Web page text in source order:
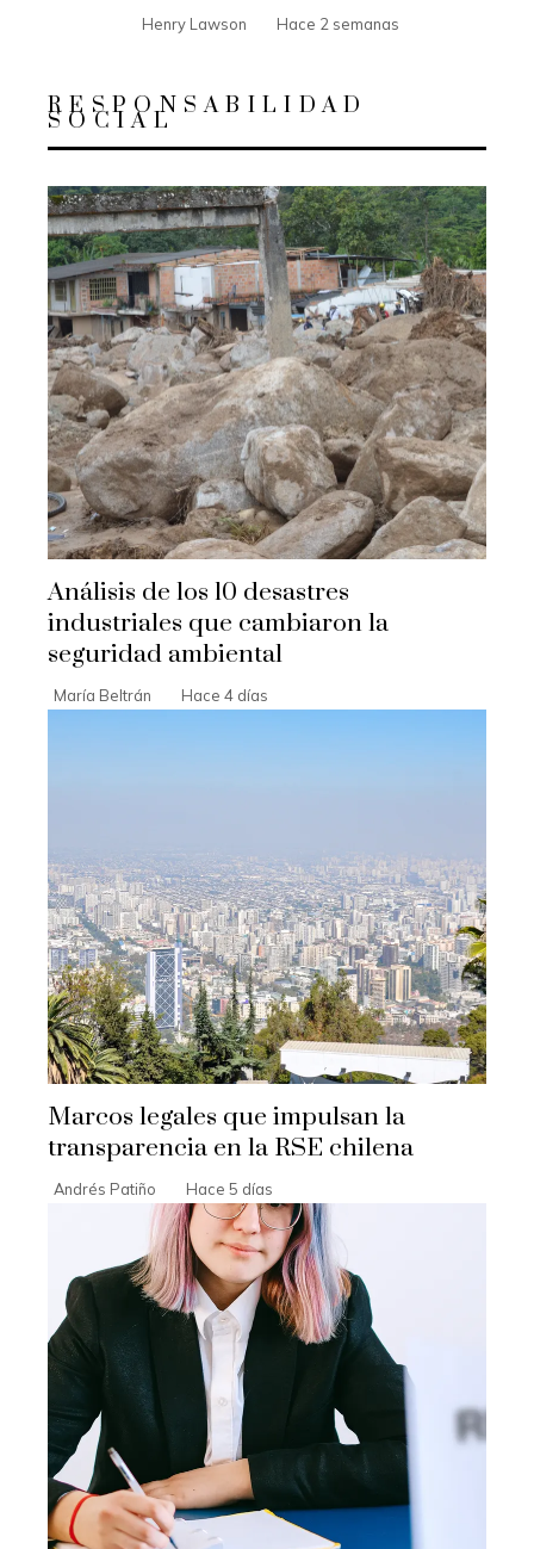
Henry Lawson Hace 2 semanas
RESPONSABILIDAD
SOCIAL
Análisis de los 10 desastres
industriales que cambiaron la
seguridad ambiental
María Beltrán Hace 4 días
Marcos legales que impulsan la
transparencia en la RSE chilena
Andrés Patiño Hace 5 días